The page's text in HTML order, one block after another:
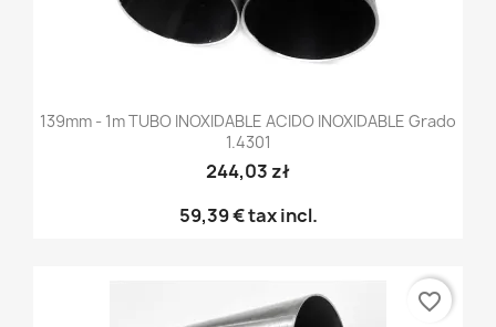
139mm - 1m TUBO INOXIDABLE ACIDO INOXIDABLE Grado
1.4301
244,03 zł
59,39 €tax incl.
favorite_border